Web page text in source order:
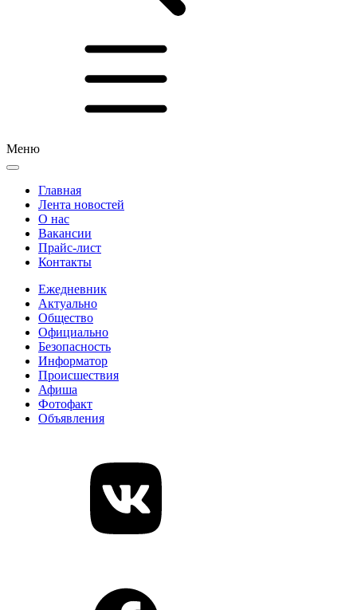
Меню
Главная
Лента новостей
О нас
Вакансии
Прайс-лист
Контакты
Ежедневник
Актуально
Общество
Официально
Безопасность
Информатор
Происшествия
Афиша
Фотофакт
Объявления